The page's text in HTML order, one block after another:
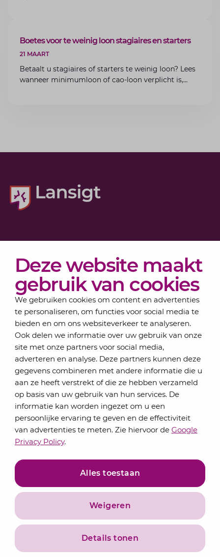
Deze website maakt
gebruik van cookies
We gebruiken cookies om content en advertenties
te personaliseren, om functies voor social media te
bieden en om ons websiteverkeer te analyseren.
Ook delen we informatie over uw gebruik van onze
site met onze partners voor social media,
adverteren en analyse. Deze partners kunnen deze
gegevens combineren met andere informatie die u
aan ze heeft verstrekt of die ze hebben verzameld
op basis van uw gebruik van hun services. De
informatie kan worden ingezet om u een
persoonlijke ervaring te geven en de effectiviteit
van advertenties te meten. Zie hiervoor de Google
Privacy Policy.
Alles toestaan
Weigeren
Details tonen
ARTIKEL
Boetes voor te weinig loon stagiaires en starters
21 MAART
Betaalt u stagiaires of starters te weinig loon? Lees
wanneer minimumloon of cao-loon verplicht is,
Actueel
Over Lansigt
Contact
Schrijf je in voor onze nieuwsbrief
Elke maand bundelen de adviseurs van Lansigt in
de eSigt het nieuws.
Jouw emailadres
Inschrijven
PrivacyverklaringAlgemene voorwaarden